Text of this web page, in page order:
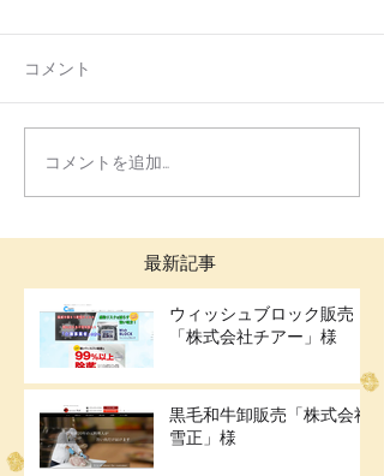
コメント
コメントを追加…
最新記事
ウィッシュブロック販売
「株式会社チアー」様
黒毛和牛卸販売「株式会社
雪正」様